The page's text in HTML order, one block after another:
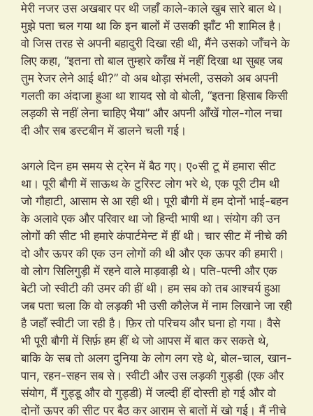
मेरी नजर उस अखबार पर थी जहाँ काले-काले खुब सारे बाल थे।
मुझे पता चल गया था कि इन बालों में उसकी झाँट भी शामिल है।
वो जिस तरह से अपनी बहादुरी दिखा रही थी, मैंने उसको जाँचने के
लिए कहा, “इतना तो बाल तुम्हारे काँख में नहीं दिखा था सुबह जब
तुम रेजर लेने आई थी?” वो अब थोड़ा संभली, उसको अब अपनी
गलती का अंदाजा हुआ था शायद सो वो बोली, “इतना हिसाब किसी
लड़की से नहीं लेना चाहिए भैया” और अपनी आँखें गोल-गोल नचा
दी और सब डस्टबीन में डालने चली गई।
अगले दिन हम समय से ट्रेन में बैठ गए। ए०सी टू में हमारा सीट
था। पूरी बौगी में साऊथ के टुरिस्ट लोग भरे थे, एक पूरी टीम थी
जो गौहाटी, आसाम से आ रही थी। पूरी बौगी में हम दोनों भाई-बहन
के अलावे एक और परिवार था जो हिन्दी भाषी था। संयोग की उन
लोगों की सीट भी हमारे कंपार्टमेन्ट में हीं थी। चार सीट में नीचे की
दो और ऊपर की एक उन लोगों की थी और एक ऊपर की हमारी।
वो लोग सिलिगुड़ी में रहने वाले माड़वाड़ी थे। पति-पत्नी और एक
बेटी जो स्वीटी की उमर की हीं थी। हम सब को तब आश्चर्य हुआ
जब पता चला कि वो लड़की भी उसी कौलेज में नाम लिखाने जा रही
है जहाँ स्वीटी जा रही है। फ़िर तो परिचय और घना हो गया। वैसे
भी पूरी बौगी में सिर्फ़ हम हीं थे जो आपस में बात कर सकते थे,
बाकि के सब तो अलग दुनिया के लोग लग रहे थे, बोल-चाल, खान-
पान, रहन-सहन सब से। स्वीटी और उस लड़की गुड्डी (एक और
संयोग, मैं गुड्डू और वो गुड्डी) में जल्दी हीं दोस्ती हो गई और वो
दोनों ऊपर की सीट पर बैठ कर आराम से बातों में खो गई। मैं नीचे